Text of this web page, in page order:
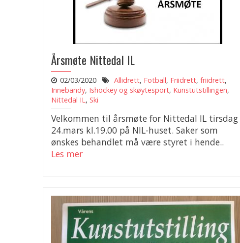
Årsmøte Nittedal IL
02/03/2020 Allidrett, Fotball, Friidrett, friidrett,
Innebandy, Ishockey og skøytesport, Kunstutstillingen,
Nittedal IL , Ski
Velkommen til årsmøte for Nittedal IL tirsdag
24.mars kl.19.00 på NIL-huset. Saker som
ønskes behandlet må være styret i hende..
Les mer